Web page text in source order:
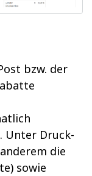
bzw. der
Unter Druck-
die
sowie